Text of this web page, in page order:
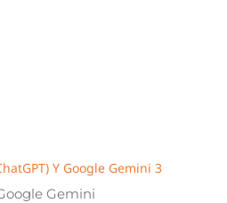
Y Google Gemini 3
Gemini